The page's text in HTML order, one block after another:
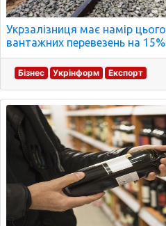
Укрзалізниця має намір
вантажних перевезень на
Бізнес Укрінформ Експорт